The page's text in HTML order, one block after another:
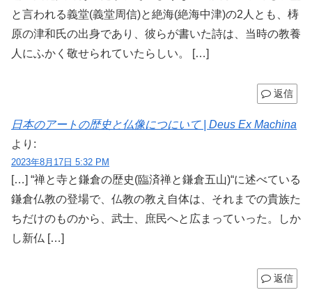
と言われる義堂(義堂周信)と絶海(絶海中津)の2人とも、梼
原の津和氏の出身であり、彼らが書いた詩は、当時の教養
人にふかく敬せられていたらしい。 […]
返信
日本のアートの歴史と仏像につにいて | Deus Ex Machina
より:
2023年8月17日 5:32 PM
[…] “禅と寺と鎌倉の歴史(臨済禅と鎌倉五山)“に述べている
鎌倉仏教の登場で、仏教の教え自体は、それまでの貴族た
ちだけのものから、武士、庶民へと広まっていった。しか
し新仏 […]
返信